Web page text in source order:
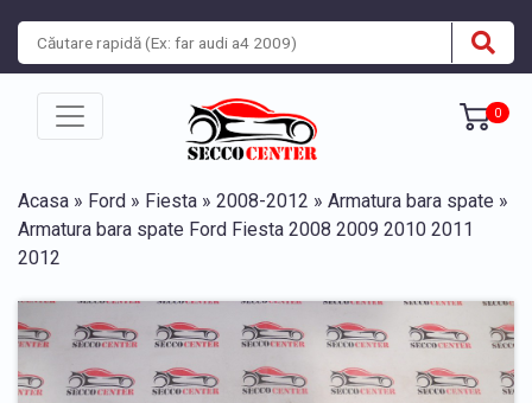
0
Acasa » Ford » Fiesta » 2008-2012 » Armatura bara spate »
Armatura bara spate Ford Fiesta 2008 2009 2010 2011
2012